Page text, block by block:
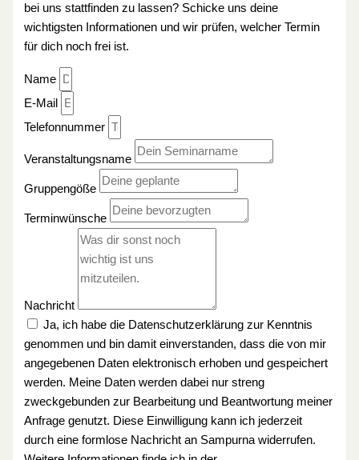
bei uns stattfinden zu lassen? Schicke uns deine
wichtigsten Informationen und wir prüfen, welcher Termin
für dich noch frei ist.
Name
E-Mail
Telefonnummer
Veranstaltungsname
Gruppengöße
Terminwünsche
Nachricht
Ja, ich habe die Datenschutzerklärung zur Kenntnis
genommen und bin damit einverstanden, dass die von mir
angegebenen Daten elektronisch erhoben und gespeichert
werden. Meine Daten werden dabei nur streng
zweckgebunden zur Bearbeitung und Beantwortung meiner
Anfrage genutzt. Diese Einwilligung kann ich jederzeit
durch eine formlose Nachricht an Sampurna widerrufen.